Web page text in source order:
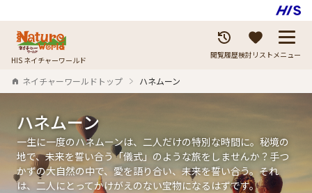
HIS ネイチャーワールド 閲覧履歴検討リストメニュー
ネイチャーワールドトップ ハネムーン
ハネムーン
一生に一度のハネムーンは、二人だけの特別な時間に。秘境の
地で、未来を誓い合う「儀式」のような旅をしませんか？手つ
かずの大自然の中で、愛を語り合い、未来を誓い合う。それ
は、二人にとってかけがえのない宝物になるはずです。